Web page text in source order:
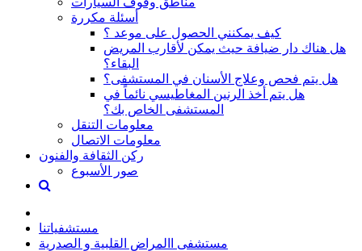
أسئلة مكررة
كيف يمكنني الحصول على موعد ؟
هل هناك دار ضيافة حيث يمكن لأقارب المريض
البقاء؟
هل يتم فحص وعلاج الأسنان في المستشفى؟
هل يتم أخذ الرنين المغاطيسي نائماً في
المستشفى الخاص بك؟
معلومات التنقل
معلومات الاتصال
ركن الثقافة والفنون
صور الأسبوع
مستشفياتنا
مستشفى االمراض القلبية و الصدرية